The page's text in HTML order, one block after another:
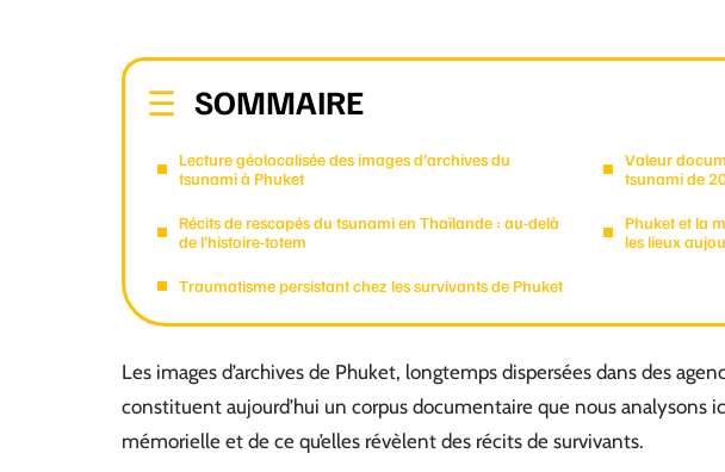
SOMMAIRE
Lecture géolocalisée des images d’archives du
tsunami à Phuket
Récits de rescapés du tsunami en Thaïlande : au-delà
de l’histoire-totem
Traumatisme persistant chez les survivants de Phuket
Valeur
tsunami de
Phuket et la
les lieux
Les images d’archives de Phuket, longtemps dispersées dans des
constituent aujourd’hui un corpus documentaire que nous analysons
mémorielle et de ce qu’elles révèlent des récits de survivants.